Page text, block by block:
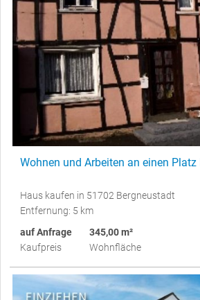
Wohnen und Arbeiten an einen
Haus kaufen in 51702 Bergneustadt
Entfernung: 5 km
auf Anfrage
Kaufpreis
345,00 m²
Wohnfläche